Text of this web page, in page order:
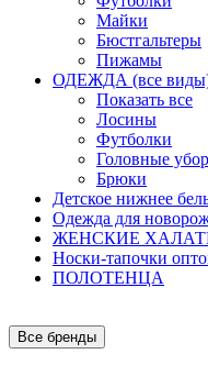
Майки
Бюстгальтеры
Пижамы
ОДЕЖДА (все
Показать все
Лосины
Футболки
Головные
Брюки
Детское нижнее
Одежда для
ЖЕНСКИЕ
Носки-тапочки
ПОЛОТЕНЦА
Все бренды